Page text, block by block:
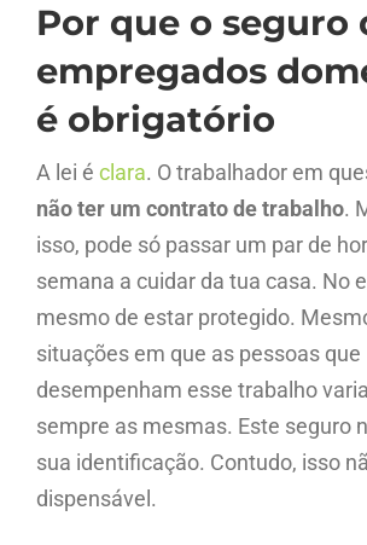
Por que o seguro
empregados
é obrigatório
A lei é clara. O trabalhador em
não ter um contrato de trabalho.
isso, pode só passar um par de
semana a cuidar da tua casa. No
mesmo de estar protegido.
situações em que as pessoas que
desempenham esse trabalho
sempre as mesmas. Este seguro
sua identificação. Contudo, isso
dispensável.